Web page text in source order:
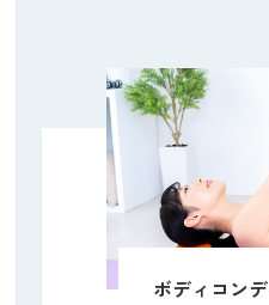
ボディコン